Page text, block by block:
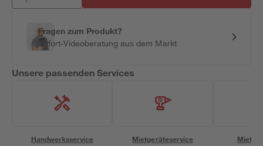
Fragen zum Produkt?
Sofort-Videoberatung aus dem Markt
Unsere passenden Services
Handwerksservice Mietgeräteservice